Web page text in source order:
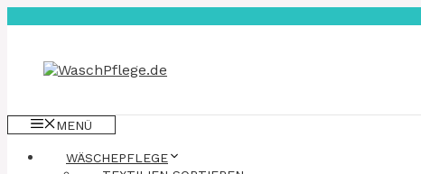
MENÜ
WÄSCHEPFLEGE